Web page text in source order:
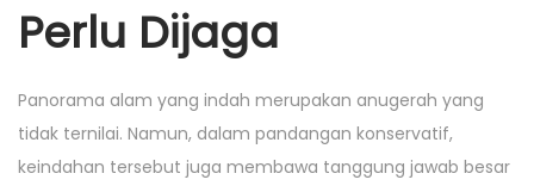
Perlu Dijaga
Panorama alam yang indah merupakan anugerah yang
tidak ternilai. Namun, dalam pandangan konservatif,
keindahan tersebut juga membawa tanggung jawab besar